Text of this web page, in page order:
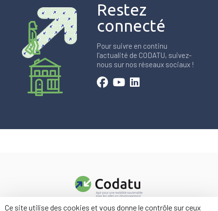
Restez
connecté
Pour suivre en continu
l'actualité de CODATU, suivez-
nous sur nos réseaux sociaux !
Ce site utilise des cookies et vous donne le contrôle sur ceux